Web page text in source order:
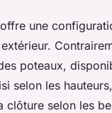
une
poteaux,
selon les
clôture selon les